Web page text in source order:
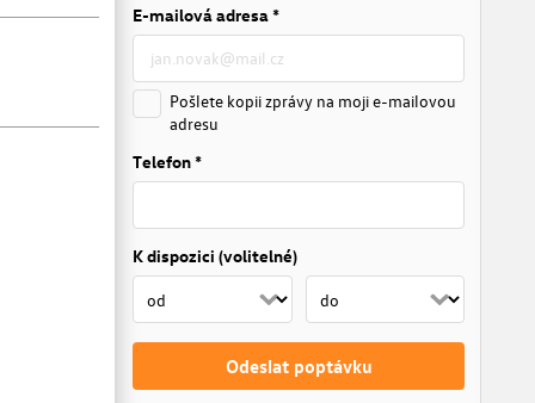
E-mailová adresa *
Pošlete kopii zprávy na moji e-mailovou
adresu
Telefon *
K dispozici (volitelné)
Odeslat poptávku